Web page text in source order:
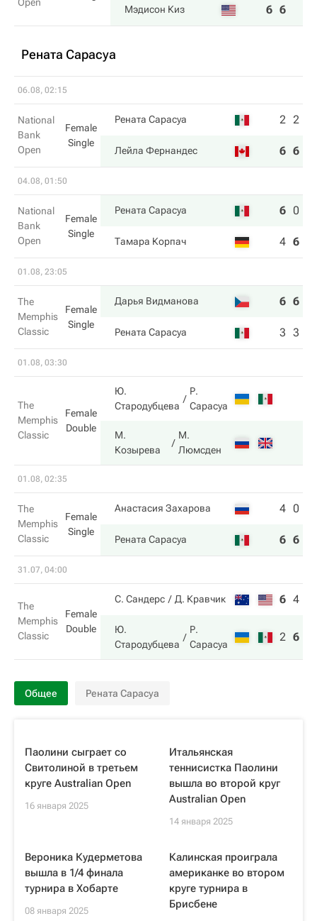
Мэдисон Киз
6 6
Рената Сарасуа
06.08, 02:15
National
Bank
Open
Female
Single
Рената Сарасуа 2 2
Лейла Фернандес 6 6
04.08, 01:50
National
Bank
Open
Female
Single
Рената Сарасуа 6 0
Тамара Корпач 4 6
01.08, 23:05
The
Memphis
Classic
Female
Single
Дарья Видманова 6 6
Рената Сарасуа 3 3
01.08, 03:30
The
Memphis
Classic
Female
Double
Ю.
Стародубцева
Р.
Сарасуа
М.
Козырева
М.
Люмсден
01.08, 02:35
The
Memphis
Classic
Female
Single
Анастасия Захарова 4 0
Рената Сарасуа 6 6
31.07, 04:00
The
Memphis
Classic
Female
Double
С. Сандерс Д. Кравчик 6 4
Ю.
Стародубцева
Р.
Сарасуа
2 6
Общее Рената Сарасуа
Паолини сыграет со
Свитолиной в третьем
круге Australian Open
16 января 2025
Итальянская
теннисистка Паолини
вышла во второй круг
Australian Open
14 января 2025
Вероника Кудерметова
вышла в 1/4 финала
турнира в Хобарте
08 января 2025
Калинская проиграла
американке во втором
круге турнира в
Брисбене